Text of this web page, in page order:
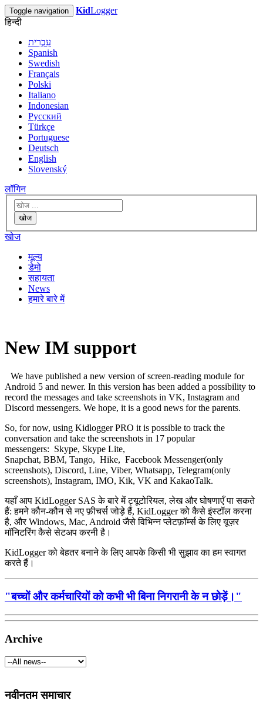
Toggle navigation KidLogger
हिन्दी
עִבְרִית
Spanish
Swedish
Français
Polski
Italiano
Indonesian
Русский
Türkçe
Portuguese
Deutsch
English
Slovenský
लॉगिन
खोज
खोज
मूल्य
डेमो
सहायता
News
हमारे बारे में
New IM support
We have published a new version of screen-reading module for
Android 5 and newer. In this version has been added a possibility to
record the messages and take screenshots in VK, Instagram and
Discord messengers. We hope, it is a good news for the parents.
So, for now, using Kidlogger PRO it is possible to track the
conversation and take the screenshots in 17 popular
messengers: Skype, Skype Lite,
Snapchat, BBM, Tango, Hike, Facebook Messenger(only
screenshots), Discord, Line, Viber, Whatsapp, Telegram(only
screenshots), Instagram, IMO, Kik, VK and KakaoTalk.
यहाँ आप KidLogger SAS के बारे में ट्यूटोरियल, लेख और घोषणाएँ पा सकते
हैं: हमने कौन-कौन से नए फ़ीचर्स जोड़े हैं, KidLogger को कैसे इंस्टॉल करना
है, और Windows, Mac, Android जैसे विभिन्न प्लेटफ़ॉर्म्स के लिए यूज़र
मॉनिटरिंग कैसे सेटअप करनी है।
KidLogger को बेहतर बनाने के लिए आपके किसी भी सुझाव का हम स्वागत
करते हैं।
"बच्चों और कर्मचारियों को कभी भी बिना निगरानी के न छोड़ें।"
Archive
नवीनतम समाचार